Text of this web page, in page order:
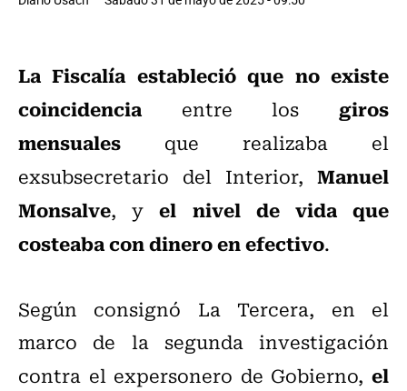
La Fiscalía estableció que no existe
coincidencia entre los giros
mensuales que realizaba el
exsubsecretario del Interior, Manuel
Monsalve, yel nivel de vida que
costeaba con dinero en efectivo.
Según consignó La Tercera, en el
marco de la segunda investigación
contra el expersonero de Gobierno, el